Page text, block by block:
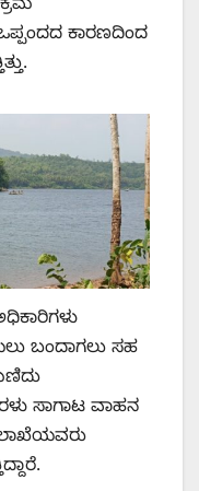
ಕಾರಣದಿಂದ
ಬಂದಾಗಲು ಸಹ
ಸಾಗಾಟ ವಾಹನ